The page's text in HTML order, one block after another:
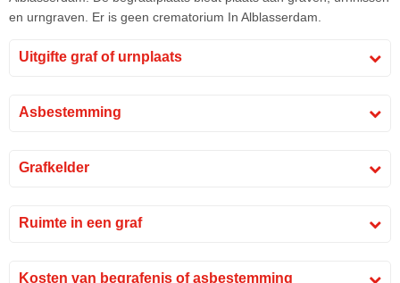
en urngraven. Er is geen crematorium In Alblasserdam.
Uitgifte graf of urnplaats
Asbestemming
Grafkelder
Ruimte in een graf
Kosten van begrafenis of asbestemming